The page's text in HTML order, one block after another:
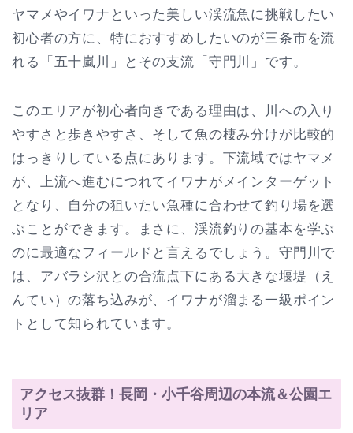
ヤマメやイワナといった美しい渓流魚に挑戦したい
初心者の方に、特におすすめしたいのが三条市を流
れる「五十嵐川」とその支流「守門川」です。
このエリアが初心者向きである理由は、川への入り
やすさと歩きやすさ、そして魚の棲み分けが比較的
はっきりしている点にあります。下流域ではヤマメ
が、上流へ進むにつれてイワナがメインターゲット
となり、自分の狙いたい魚種に合わせて釣り場を選
ぶことができます。まさに、渓流釣りの基本を学ぶ
のに最適なフィールドと言えるでしょう。守門川で
は、アバラシ沢との合流点下にある大きな堰堤（え
んてい）の落ち込みが、イワナが溜まる一級ポイン
トとして知られています。
アクセス抜群！長岡・小千谷周辺の本流＆公園エ
リア